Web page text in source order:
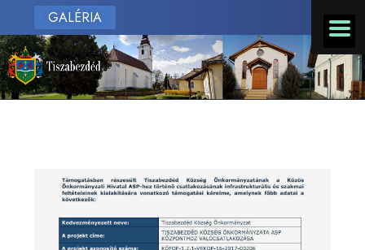
GALÉRIA